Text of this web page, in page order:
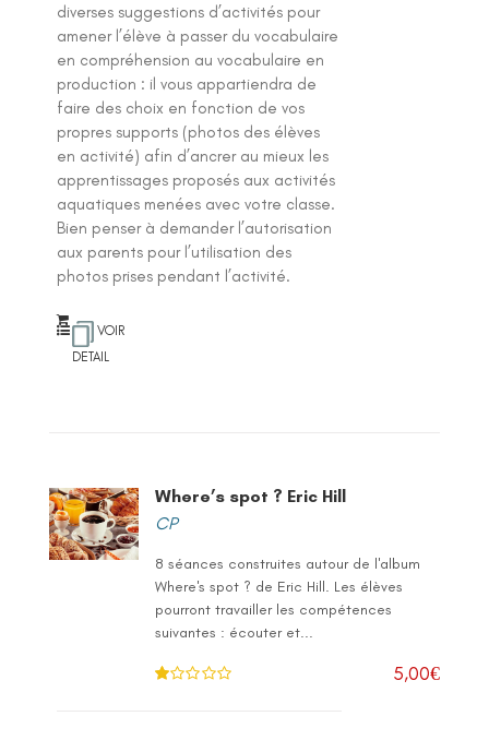
diverses suggestions d’activités pour
amener l’élève à passer du vocabulaire
en compréhension au vocabulaire en
production : il vous appartiendra de
faire des choix en fonction de vos
propres supports (photos des élèves
en activité) afin d’ancrer au mieux les
apprentissages proposés aux activités
aquatiques menées avec votre classe.
Bien penser à demander l’autorisation
aux parents pour l’utilisation des
photos prises pendant l’activité.
VOIR
DETAIL
Where’s spot ? Eric Hill
CP
8 séances construites autour de l'album
Where's spot ? de Eric Hill. Les élèves
pourront travailler les compétences
suivantes : écouter et...
5,00€